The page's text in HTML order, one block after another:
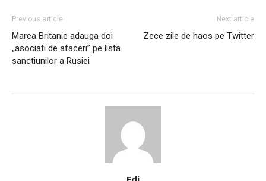
Previous article
Marea Britanie adauga doi
„asociati de afaceri” pe lista
sanctiunilor a Rusiei
Next article
Zece zile de haos pe Twitter